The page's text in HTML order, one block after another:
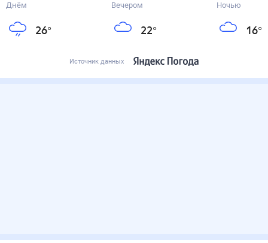
Днём
26°
Вечером
22°
Ночью
16°
Источник данных